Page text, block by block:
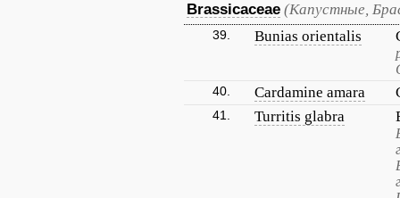
Brassicaceae (Капустные,
39. Bunias orientalis
40. Cardamine amara
41. Turritis glabra